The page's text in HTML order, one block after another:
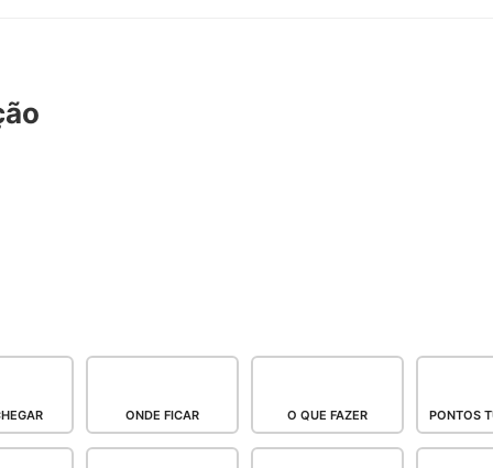
ONDE FICAR O QUE FAZER PONTOS